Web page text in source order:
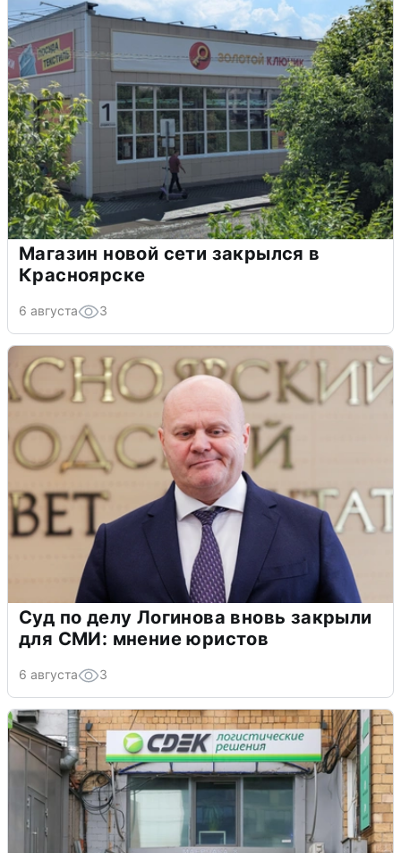
Магазин новой сети закрылся в
Красноярске
6 августа 3
Суд по делу Логинова вновь закрыли
для СМИ: мнение юристов
6 августа 3